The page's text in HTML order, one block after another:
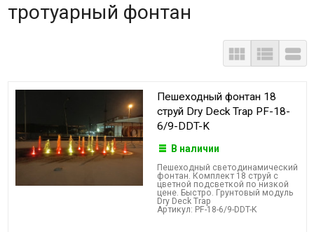
тротуарный фонтан
  
Пешеходный фонтан 18
струй Dry Deck Trap PF-18-
6/9-DDT-K
В наличии
Пешеходный светодинамический
фонтан. Комплект 18 струй с
цветной подсветкой по низкой
цене. Быстро. Грунтовый модуль
Dry Deck Trap
Артикул: PF-18-6/9-DDT-K